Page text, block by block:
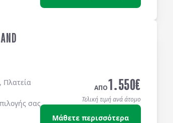
Πλατεία
σας
ΑΠΟ1.550€
Τελική τιμή ανά άτομο
Μάθετε περισσότερα